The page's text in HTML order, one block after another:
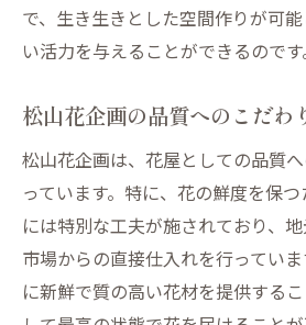
で、生き生きとした空間作りが可
い活力を与えることができるのです
松山花企画の品質へのこだわ
松山花企画は、花屋としての品質
っています。特に、花の鮮度を保
には特別な工夫が施されており、
市場からの直接仕入れを行ってい
に新鮮で質の高い花材を提供する